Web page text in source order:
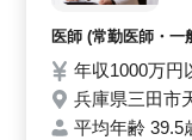
ります。 ＜給
円という好条件に
険の完備など、安
らに、中高年世代
方々のご応募をお
医師 (常勤医師・一
年収1000万
兵庫県三田市
平均年齢 39.5